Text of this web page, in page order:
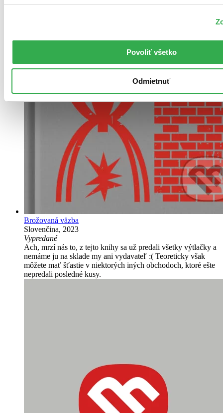
Povoliť všetko
Odmietnuť
Brožovaná väzba
Slovenčina, 2023
Vypredané
Ach, mrzí nás to, z tejto knihy sa už predali všetky výtlačky a
nemáme ju na sklade my ani vydavateľ :( Teoreticky však
môžete mať šťastie v niektorých iných obchodoch, ktoré ešte
nepredali posledné kusy.